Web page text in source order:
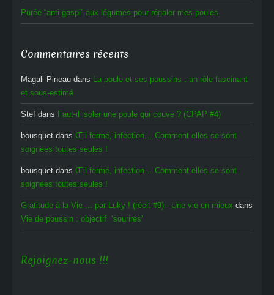
Purée “anti-gaspi” aux légumes pour régaler mes poules
Commentaires récents
Magali Pineau dans La poule et ses poussins : un rôle fascinant
et sous-estimé
Stef dans Faut-il isoler une poule qui couve ? (CPAP #4)
bousquet dans Œil fermé, infection… Comment elles se sont
soignées toutes seules !
bousquet dans Œil fermé, infection… Comment elles se sont
soignées toutes seules !
Gratitude à la Vie ... par Luky ! (récit #9) - Une vie en mieux dans
Vie de poussin : objectif ‘sourires’
Rejoignez-nous !!!